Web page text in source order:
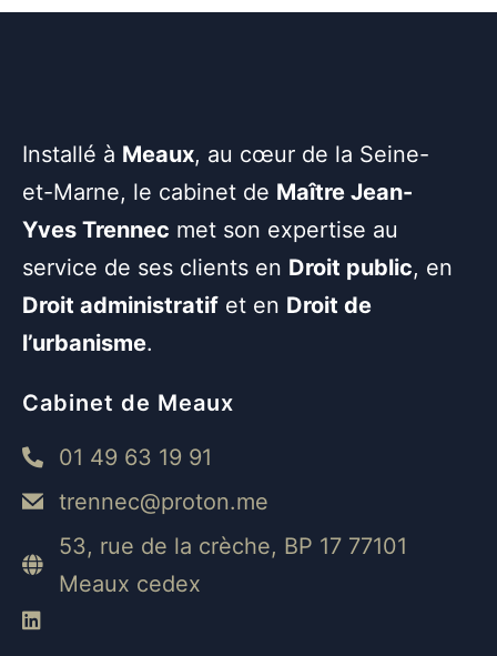
Installé à Meaux, au cœur de la Seine-
et-Marne, le cabinet de Maître Jean-
Yves Trennec met son expertise au
service de ses clients en Droit public, en
Droit administratif et en Droit de
l’urbanisme.
Cabinet de Meaux
01 49 63 19 91
trennec@proton.me
53, rue de la crèche, BP 17 77101
Meaux cedex